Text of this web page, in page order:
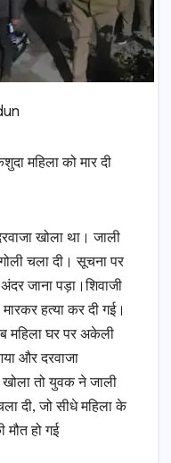
महिला को मार दी
खोला था। जाली
चला दी। सूचना पर
जाना पड़ा।शिवाजी
हत्या कर दी गई।
महिला घर पर अकेली
और दरवाजा
तो युवक ने जाली
दी, जो सीधे महिला के
हो गई